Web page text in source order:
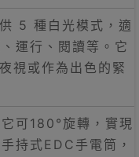
5 種白光模式，適
運行、閱讀等。它
視或作為出色的緊
可180°旋轉，實現
持式EDC手電筒，